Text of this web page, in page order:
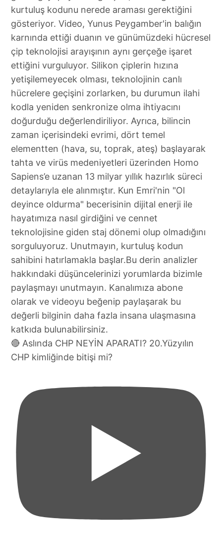
🔴 Aslında CHP NEYİN APARATI? 20.Yüzyılın
CHP kimliğinde bitişi mi?